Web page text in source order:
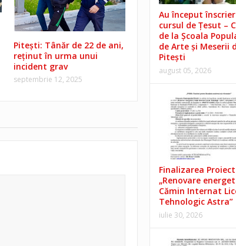
Pitești: Tânăr de 22 de ani,
reținut în urma unui
incident grav
septembrie 12, 2025
Au început
cursul de Țesut –
de la Școala
de Arte și Meserii
Pitești
august 05, 2026
Finalizarea
„Renovare
Cămin Internat
Tehnologic Astra”
iulie 30, 2026